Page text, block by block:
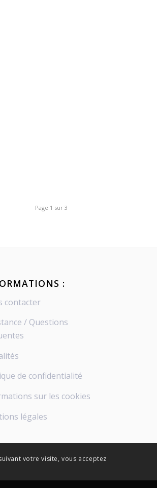
Page 1 sur 3
:
contacter
/ Questions
de confidentialité
sur les cookies
légales
votre visite, vous acceptez